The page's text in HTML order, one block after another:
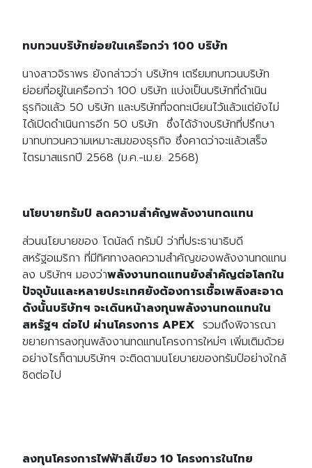
ทบทวนบริษัทย่อยในเครือกว่า 100 บริษัท
นางสาวจิราพร ยังกล่าวว่า บริษัทฯ เตรียมทบทวนบริษัท
ย่อยที่อยู่ในเครือกว่า 100 บริษัท แบ่งเป็นบริษัทที่ดำเนิน
ธุรกิจแล้ว 50 บริษัท และบริษัทที่จดทะเบียนไว้แล้วแต่ยังไม่
ได้เปิดดำเนินการอีก 50 บริษัท ซึ่งได้จ้างบริษัทที่ปรึกษา
มาทบทวนความเหมาะสมของธุรกิจ ซึ่งคาดว่าจะแล้วเสร็จ
ไตรมาสแรกปี 2568 (ม.ค.-เม.ย. 2568)
นโยบายทรัมป์ ลดความสำคัญพลังงานทดแทน
ส่วนนโยบายของ โดนัลด์ ทรัมป์ ว่าที่ประธานาธิบดี
สหรัฐอเมริกา ที่มีทิศทางลดความสำคัญของพลังงานทดแทน
ลง บริษัทฯ มองว่าพลังงานทดแทนยังสำคัญต่อโลกใน
ปัจจุบันและหลายประเทศยังต้องการเชื้อเพลิงสะอาด
ดังนั้นบริษัทฯ จะเดินหน้าลงทุนพลังงานทดแทนใน
สหรัฐฯ ต่อไป ผ่านโครงการ APEX รวมถึงพิจารณา
ขยายการลงทุนพลังงานทดแทนโครงการใหม่ๆ เพิ่มเติมด้วย
อย่างไรก็ตามบริษัทฯ จะติดตามนโยบายของทรัมป์อย่างใกล้
ชิดต่อไป
ลงทุนโครงการไฟฟ้าสีเขียว 10 โครงการในไทย